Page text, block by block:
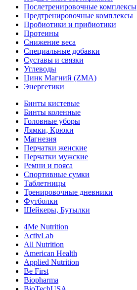
Послетренировочные комплексы
Предтренировочные комплексы
Пробиотики и прибиотики
Протеины
Снижение веса
Специальные добавки
Суставы и связки
Углеводы
Цинк Магний (ZMA)
Энергетики
Бинты кистевые
Бинты коленные
Головные уборы
Лямки, Крюки
Магнезия
Перчатки женские
Перчатки мужские
Ремни и пояса
Спортивные сумки
Таблетницы
Тренировочные дневники
Футболки
Шейкеры, Бутылки
4Me Nutrition
ActivLab
All Nutrition
American Health
Applied Nutrition
Be First
Biopharma